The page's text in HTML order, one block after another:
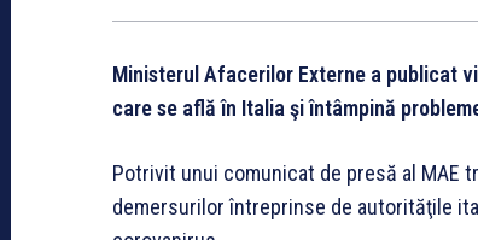
Ministerul Afacerilor Externe a publicat
care se află în Italia şi întâmpină
Potrivit unui comunicat de presă al MAE
demersurilor întreprinse de autorităţile